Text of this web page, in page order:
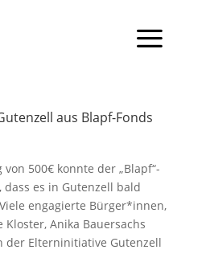
aus Blapf-Fonds
500€ konnte der „Blapf“-
dass es in Gutenzell bald
engagierte Bürger*innen,
Anika Bauersachs
der Elterninitiative Gutenzell